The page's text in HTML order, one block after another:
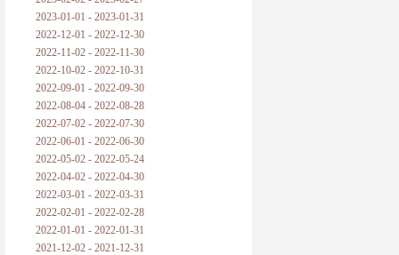
2023-01-01 - 2023-01-31
2022-12-01 - 2022-12-30
2022-11-02 - 2022-11-30
2022-10-02 - 2022-10-31
2022-09-01 - 2022-09-30
2022-08-04 - 2022-08-28
2022-07-02 - 2022-07-30
2022-06-01 - 2022-06-30
2022-05-02 - 2022-05-24
2022-04-02 - 2022-04-30
2022-03-01 - 2022-03-31
2022-02-01 - 2022-02-28
2022-01-01 - 2022-01-31
2021-12-02 - 2021-12-31